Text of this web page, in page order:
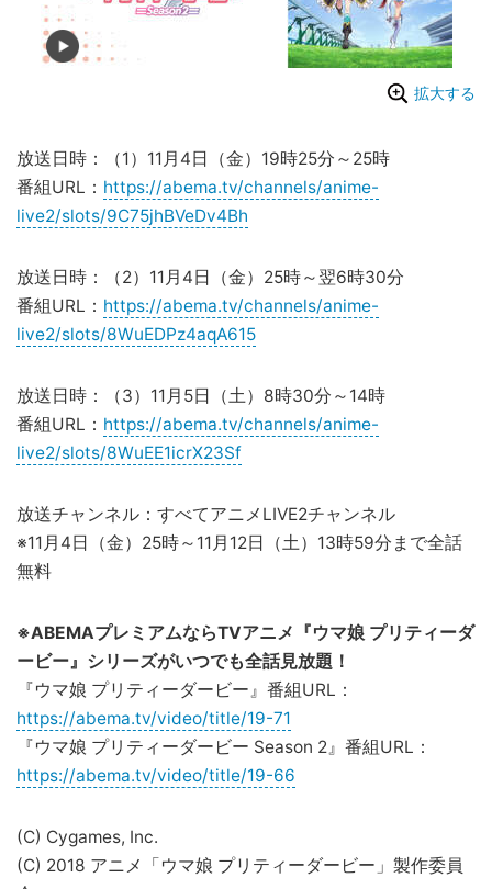
拡大する
放送日時：（1）11月4日（金）19時25分～25時
番組URL： https://abema.tv/channels/anime-
live2/slots/9C75jhBVeDv4Bh
放送日時：（2）11月4日（金）25時～翌6時30分
番組URL： https://abema.tv/channels/anime-
live2/slots/8WuEDPz4aqA615
放送日時：（3）11月5日（土）8時30分～14時
番組URL： https://abema.tv/channels/anime-
live2/slots/8WuEE1icrX23Sf
放送チャンネル：すべてアニメLIVE2チャンネル
※11月4日（金）25時～11月12日（土）13時59分まで全話
無料
※ABEMAプレミアムならTVアニメ『ウマ娘 プリティーダ
ービー』シリーズがいつでも全話見放題！
『ウマ娘 プリティーダービー』番組URL：
https://abema.tv/video/title/19-71
『ウマ娘 プリティーダービー Season 2』番組URL：
https://abema.tv/video/title/19-66
(C) Cygames, Inc.
(C) 2018 アニメ「ウマ娘 プリティーダービー」製作委員